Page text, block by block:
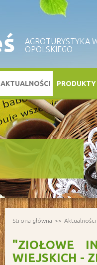
AGROTURYSTYKA
OPOLSKIEGO
AKTUALNOŚCI PRODUKTY
Strona główna Aktualności
"ZIOŁOWE
WIEJSKICH -